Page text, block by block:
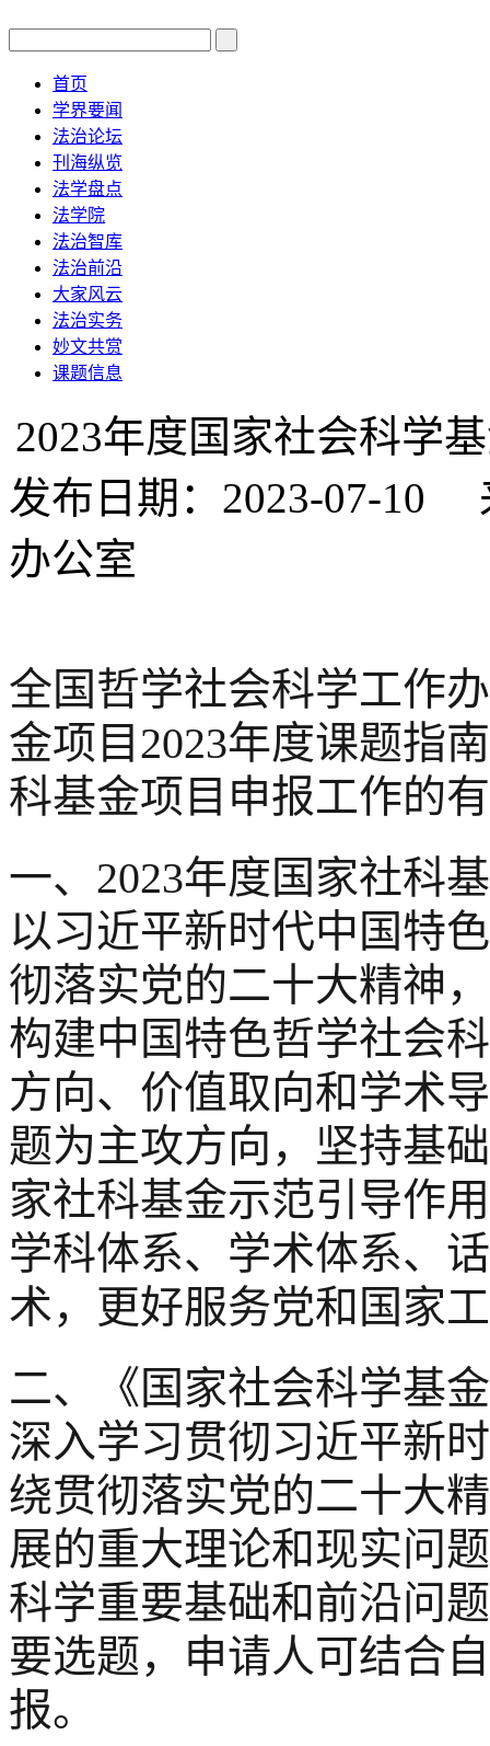
首页
学界要闻
法治论坛
刊海纵览
法学盘点
法学院
法治智库
法治前沿
大家风云
法治实务
妙文共赏
课题信息
2023年度国家社会科学
发布日期：2023-07-10
办公室
全国哲学社会科学工作
金项目2023年度课题指
科基金项目申报工作的
一、2023年度国家社科
以习近平新时代中国特
彻落实党的二十大精神
构建中国特色哲学社会
方向、价值取向和学术
题为主攻方向，坚持基
家社科基金示范引导作
学科体系、学术体系、
术，更好服务党和国家
二、《国家社会科学基
深入学习贯彻习近平新
绕贯彻落实党的二十大
展的重大理论和现实问
科学重要基础和前沿问
要选题，申请人可结合
报。